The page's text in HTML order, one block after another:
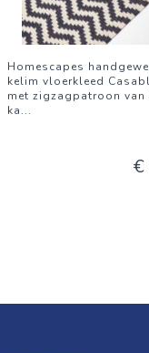
Homescapes
kelim vloerkleed
met zigzagpatroon van
ka...
€